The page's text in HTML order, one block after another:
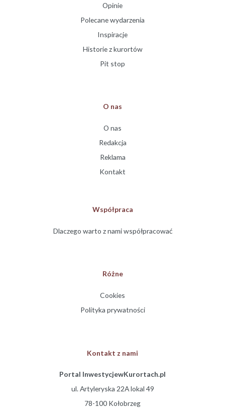
Opinie
Polecane wydarzenia
Inspiracje
Historie z kurortów
Pit stop
O nas
O nas
Redakcja
Reklama
Kontakt
Współpraca
Dlaczego warto z nami współpracować
Różne
Cookies
Polityka prywatności
Kontakt z nami
Portal InwestycjewKurortach.pl
ul. Artyleryska 22A lokal 49
78-100 Kołobrzeg